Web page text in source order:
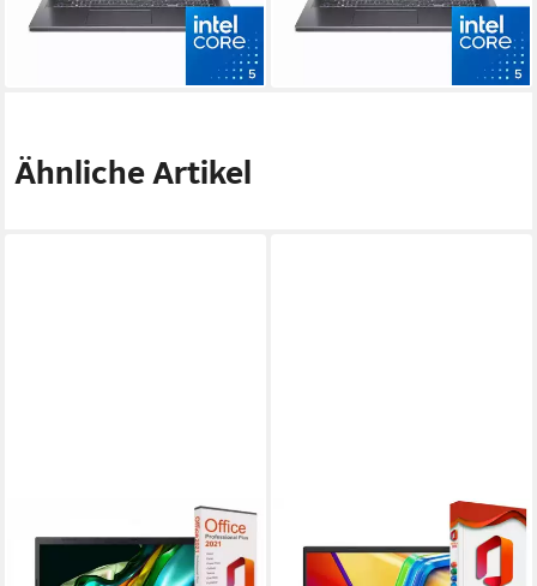
28,13 €mtl. in 48 Raten
-5%
lieferbar - in 3-4 Werktagen bei dir
21,46 €mtl. in 48 Raten
-6%
lieferbar - in 3-4 Werktagen bei dir
Ähnliche Artikel
Aspire A17-51, 32GB RAM,
Intel Core 7-150U, Gaming-
VivoBook X170, Core i5-
120U, Tastaturbeleuchtung